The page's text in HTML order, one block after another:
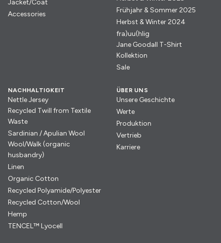
Jacket/Coat
Accessories
Frühjahr & Sommer 2025
Herbst & Winter 2024
fra)uu(hlig
Jane Goodall T-Shirt
Kollektion
Sale
NACHHALTIGKEIT
Nettle Jersey
Recycled Twill from Textile
Waste
Sardinian / Apulian Wool
Wool/Walk (organic
husbandry)
Linen
Organic Cotton
Recycled Polyamide/Polyester
Recycled Cotton/Wool
Hemp
TENCEL™ Lyocell
ÜBER UNS
Unsere Geschichte
Werte
Produktion
Vertrieb
Karriere